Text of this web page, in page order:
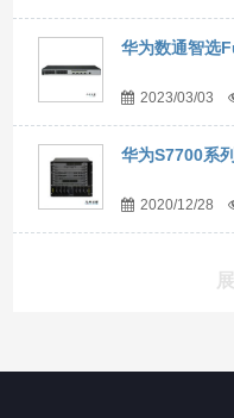
华为数通智选
2023/03/03
华为S7700系
2020/12/28